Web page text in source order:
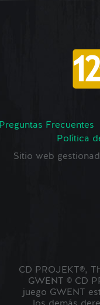
Preguntas Frecuentes
Política
Sitio web
CD PROJEKT®,
GWENT © CD
juego GWENT